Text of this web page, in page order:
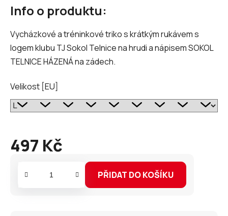
Info o produktu:
Vycházkové a tréninkové triko s krátkým rukávem s
logem klubu TJ Sokol Telnice na hrudi a nápisem SOKOL
TELNICE HÁZENÁ na zádech.
Velikost [EU]
497 Kč
Měrná
PŘIDAT DO KOŠÍKU